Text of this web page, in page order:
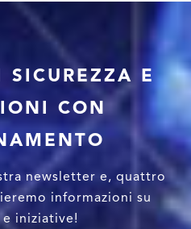
E
CON
newsletter e, quattro
informazioni su
iniziative!